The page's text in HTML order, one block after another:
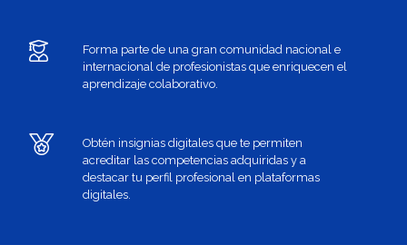
Forma parte de una gran comunidad nacional e
internacional de profesionistas que enriquecen el
aprendizaje colaborativo.
Obtén insignias digitales que te permiten
acreditar las competencias adquiridas y a
destacar tu perfil profesional en plataformas
digitales.